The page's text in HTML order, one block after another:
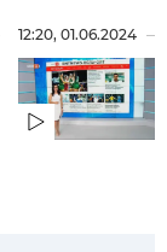
12:20, 01.06.2024